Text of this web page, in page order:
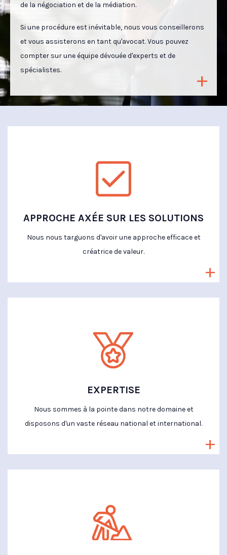
de la négociation et de la médiation.
Si une procédure est inévitable, nous vous conseillerons
et vous assisterons en tant qu'avocat. Vous pouvez
compter sur une équipe dévouée d'experts et de
spécialistes.
APPROCHE AXÉE SUR LES SOLUTIONS
Nous nous targuons d'avoir une approche efficace et
créatrice de valeur.
EXPERTISE
Nous sommes à la pointe dans notre domaine et
disposons d'un vaste réseau national et international.